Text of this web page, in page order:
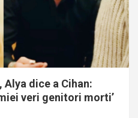
dice a Cihan:
veri genitori morti’